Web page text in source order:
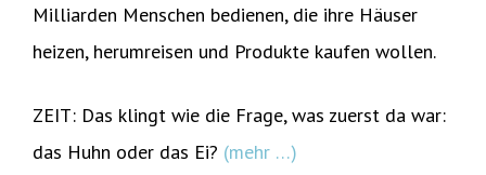
Milliarden Menschen bedienen, die ihre Häuser
heizen, herumreisen und Produkte kaufen wollen.
ZEIT: Das klingt wie die Frage, was zuerst da war:
das Huhn oder das Ei? (mehr …)